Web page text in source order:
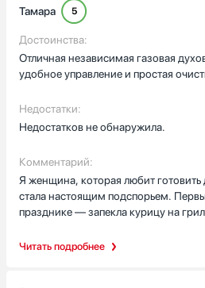
Читать подробнее
Тамара 5
Достоинства:
Отличная независимая газовая
удобное управление и простая
Недостатки:
Недостатков не обнаружила.
Комментарий:
Я женщина, которая любит готовить
стала настоящим подспорьем.
празднике — запекла курицу на
внутри осталось достаточно места